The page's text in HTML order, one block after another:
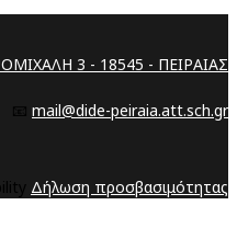
3 - 18545 - ΠΕΙΡΑΙΑΣ
📧 mail@dide-peiraia.att.sch.gr
Δήλωση προσβασιμότητας